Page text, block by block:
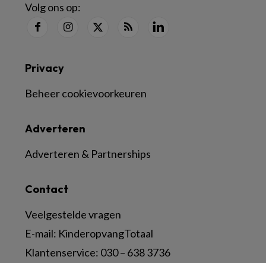
Volg ons op:
Contact
Veelgestelde vragen
E-mail: KinderopvangTotaal
Klantenservice: 030 – 638 3736
Adverteren
Adverteren & Partnerships
Privacy
Beheer cookievoorkeuren